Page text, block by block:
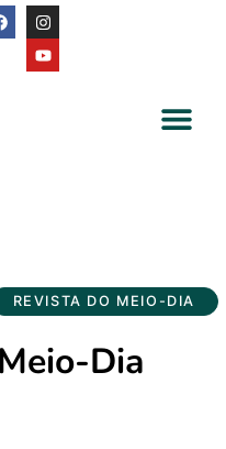
REVISTA DO MEIO-DIA
Dia